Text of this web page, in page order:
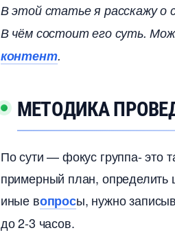
этой статье я расскажу о
чём состоит его суть.
контент.
МЕТОДИКА
По сути — фокус группа- это
примерный план, определить
иныеопросы, нужно
до 2-3 часов.